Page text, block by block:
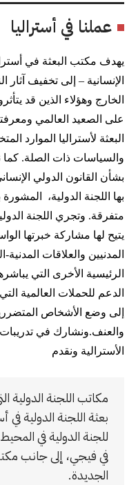
عملنا في أستراليا
يهدف مكتب البعثة في
الإنسانية – إلى تخفيف
الخارج وهؤلاء الذين قد
على الصعيد العالمي
البعثة لأستراليا الموارد
والسياسات ذات الصلة.
بشأن القانون الدولي
بها اللجنة الدولية،
متفرقة. وتجري اللجنة
يتيح لها مشاركة خبرتها
المدنيين والعلاقات
الرئيسية الأخرى التي
الدعم للحملات العالمية
إلى وضع الأشخاص
والعنف.ونشارك في
الأسترالية ونقدم
مكاتب اللجنة
بعثة اللجنة الدولية في
للجنة الدولية في
في فيجي، إلى جانب
الجديدة.